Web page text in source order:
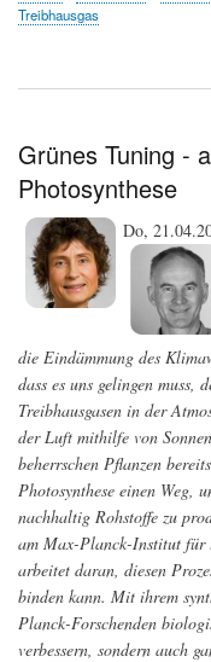
Treibhausgas
Grünes Tuning -
Photosynthese
Do,
die Eindämmung des
dass es uns gelingen muss,
Treibhausgasen in der
der Luft mithilfe von
beherrschen Pflanzen
Photosynthese einen Weg,
nachhaltig Rohstoffe zu
am Max-Planck-Institut für
arbeitet daran, diesen
binden kann. Mit ihrem
Planck-Forschenden
verbessern, sondern auch